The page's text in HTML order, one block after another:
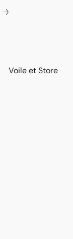
Voile et Store